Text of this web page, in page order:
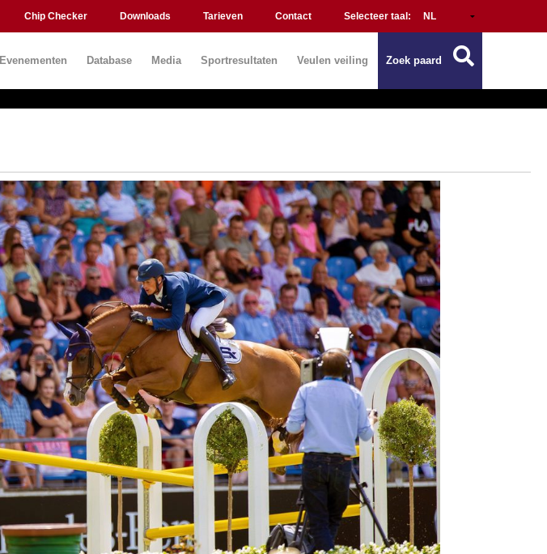
Chip Checker Downloads Tarieven Contact Selecteer taal:
Evenementen Database Media Sportresultaten Veulen veiling Zoek paard